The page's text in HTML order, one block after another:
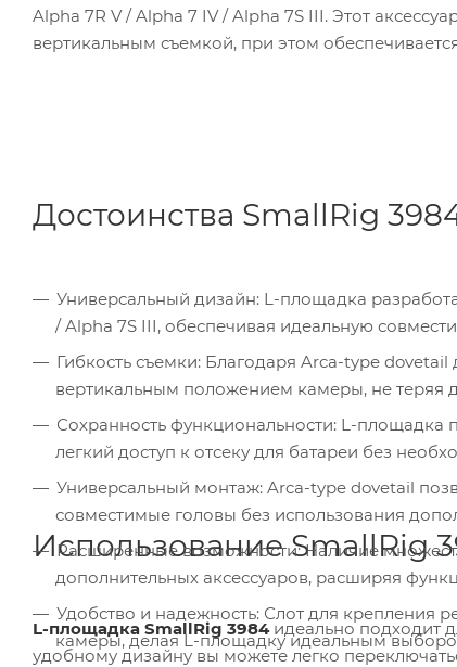
Alpha 7R V / Alpha 7 IV / Alpha 7S III. Этот
вертикальным съемкой, при этом
Достоинства SmallRig
Универсальный дизайн: L-площадка
/ Alpha 7S III, обеспечивая идеальную
Гибкость съемки: Благодаря Arca-type
вертикальным положением камеры, не теряя
Сохранность функциональности: L-площадка
легкий доступ к отсеку для батареи без
Универсальный монтаж: Arca-type dovetail
совместимые головы без использования
Расширенные возможности: Наличие
дополнительных аксессуаров, расширяя
Удобство и надежность: Слот для крепления
камеры, делая L-площадку идеальным
Использование SmallRig
L-площадка SmallRig 3984идеально подходит
удобному дизайну вы можете легко